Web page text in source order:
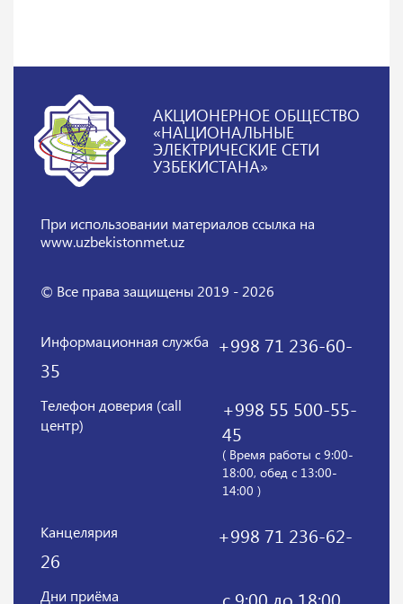
АКЦИОНЕРНОЕ ОБЩЕСТВО
«НАЦИОНАЛЬНЫЕ
ЭЛЕКТРИЧЕСКИЕ СЕТИ
УЗБЕКИСТАНА»
При использовании материаловссылка на
www.uzbekistonmet.uz
© Все права защищены 2019 - 2026
Информационная служба
+998 71 236-60-
35
Телефон доверия (call
центр)
+998 55 500-55-
45
( Время работы с 9:00-
18:00, обед с 13:00-
14:00 )
Канцелярия
+998 71 236-62-
26
Дни приёма с 9:00 до 18:00